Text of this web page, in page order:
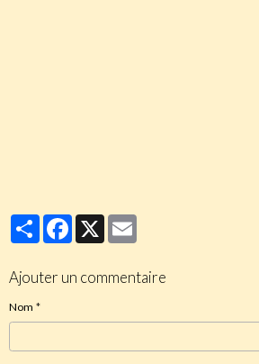
PartagerFacebook
X
Ajouter un commentaire
Nom